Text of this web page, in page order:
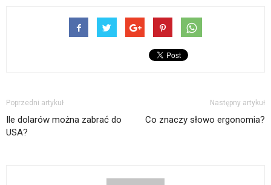
Poprzedni artykuł
Ile dolarów można zabrać do
USA?
Następny artykuł
Co znaczy słowo ergonomia?